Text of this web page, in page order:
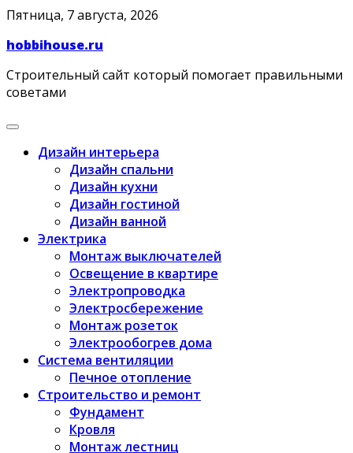
Skip
content
Пятница, 7 августа, 2026
hobbihouse.ru
Строительный сайт который помогает правильными
советами
Дизайн интерьера
Дизайн спальни
Дизайн кухни
Дизайн гостиной
Дизайн ванной
Электрика
Монтаж выключателей
Освещение в квартире
Электропроводка
Электросбережение
Монтаж розеток
Электрообогрев дома
Система вентиляции
Печное отопление
Строительство и ремонт
Фундамент
Кровля
Монтаж лестниц